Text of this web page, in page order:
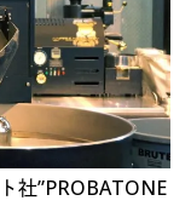
社”PROBATONE